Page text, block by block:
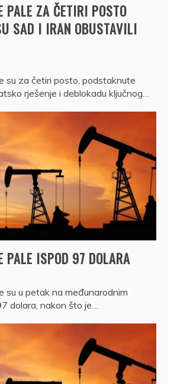
PALE ZA ČETIRI POSTO
SAD I IRAN OBUSTAVILI
su za četiri posto, podstaknute
rješenje i deblokadu ključnog…
PALE ISPOD 97 DOLARA
su u petak na međunarodnim
dolara, nakon što je…